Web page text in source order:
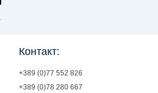
Контакт:
+389 (0)77 552 826
+389 (0)78 280 667